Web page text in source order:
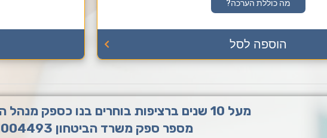
הוספה לסל
מה כוללת הערכה?
מעל 10 שנים ברציפות בוחרים בנו כספק מנהל הפרישה בצ.ה.ל
מספר ספק משרד הביטחון 11004493